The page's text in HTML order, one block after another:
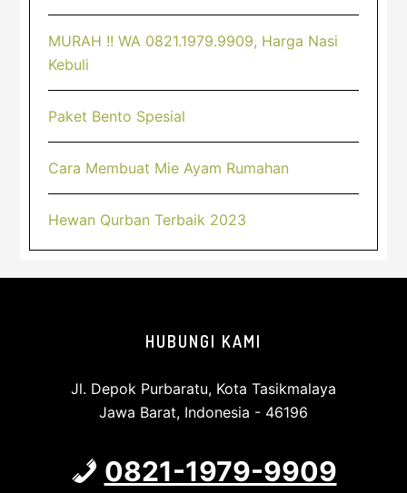
MURAH !! WA 0821.1979.9909, Harga Nasi
Kebuli
Paket Bento Spesial
Cara Membuat Mie Ayam Rumahan
Hewan Qurban Terbaik 2023
HUBUNGI KAMI
Jl. Depok Purbaratu, Kota Tasikmalaya
Jawa Barat, Indonesia - 46196
0821-1979-9909